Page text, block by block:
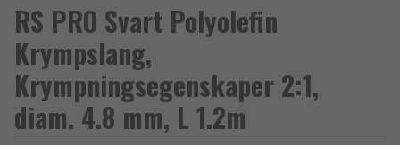
RS PRO Svart Polyolefin
Krympslang,
Krympningsegenskaper 2:1,
diam. 4.8 mm, L 1.2m